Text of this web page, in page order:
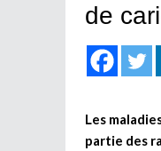
de
Les
partie des